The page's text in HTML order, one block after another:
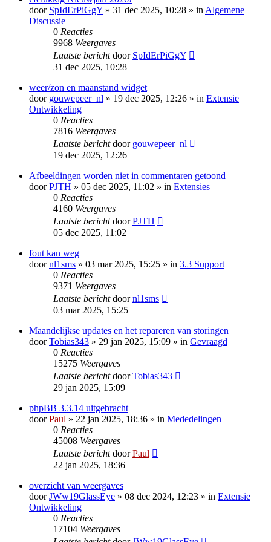
door SpIdErPiGgY » 31 dec 2025, 10:28 » inAlgemene
Discussie
0 Reacties
9968 Weergaves
Laatste berichtdoor SpIdErPiGgY
31 dec 2025, 10:28
weer/zon en maanstand widget
door gouwepeer_nl » 19 dec 2025, 12:26 » in Extensie
Ontwikkeling
0 Reacties
7816 Weergaves
Laatste berichtdoor gouwepeer_nl
19 dec 2025, 12:26
Afbeeldingen worden niet in commentaren getoond
doorPJTH » 05 dec 2025, 11:02 » in Extensies
0 Reacties
4160 Weergaves
Laatste berichtdoorPJTH
05 dec 2025, 11:02
fout kan weg
doornl1sms » 03 mar 2025, 15:25 » in 3.3 Support
0 Reacties
9371 Weergaves
Laatste berichtdoornl1sms
03 mar 2025, 15:25
Maandelijkse updates en het repareren van storingen
doorTobias343 » 29 jan 2025, 15:09 » in Gevraagd
0 Reacties
15275 Weergaves
Laatste berichtdoorTobias343
29 jan 2025, 15:09
phpBB 3.3.14 uitgebracht
doorPaul » 22 jan 2025, 18:36 » in Mededelingen
0 Reacties
45008 Weergaves
Laatste berichtdoorPaul
22 jan 2025, 18:36
overzicht van weergaves
doorJWw19GlassEye » 08 dec 2024, 12:23 » in Extensie
Ontwikkeling
0 Reacties
17104 Weergaves